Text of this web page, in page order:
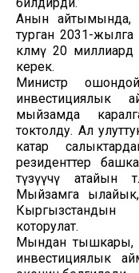
Анын айтымында,
турган 2031-жылга
көлөмү 20
керек.
Министр
инвестициялык
мыйзамда
токтолду. Ал
катар
резиденттер
түзүүчү атайын
Мыйзамга
которулат.
Мындан тышкары,
инвестициялык